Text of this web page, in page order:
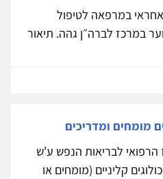
במרפאה לטיפול
במרכז לברה״ן גהה. תיאור
מומחים ומדריכים
לבריאות הנפש ע'ש
קליניים (מומחים או